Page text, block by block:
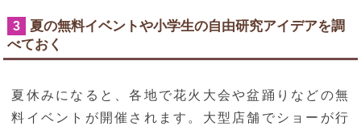
3
夏の無料イベントや小学生の自由研究アイデアを調
べておく
夏休みになると、各地で花火大会や盆踊りなどの無
料イベントが開催されます。大型店舗でショーが行